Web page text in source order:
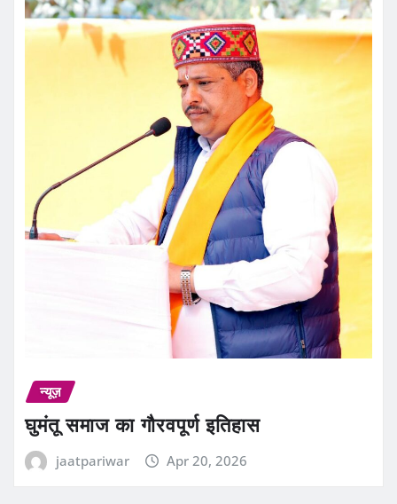
न्यूज़
घुमंतू समाज का गौरवपूर्ण इतिहास
jaatpariwar Apr 20, 2026